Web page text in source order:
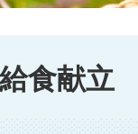
食献立